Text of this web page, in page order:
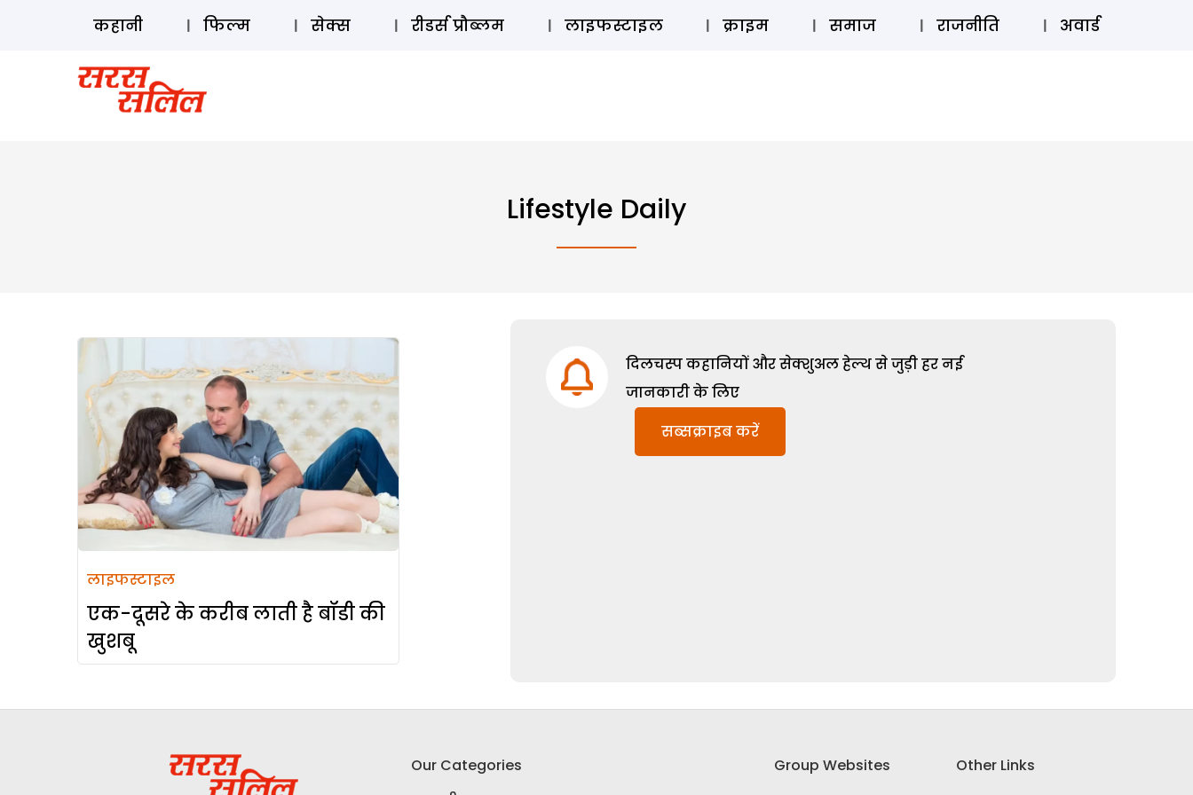
ऑडियो स्टोरी लॉग इन ⚲ SUBSCRIBE
कहानी फिल्म सेक्स रीडर्स प्रौब्लम लाइफस्टाइल क्राइम समाज राजनीति अवार्ड
Lifestyle Daily
लाइफस्टाइल
एक-दूसरे के करीब लाती है बॉडी की
खुशबू
दिलचस्प कहानियों और सेक्शुअल हेल्थ से जुड़ी हर नई
जानकारी के लिए
सब्सक्राइब करें
Our Categories
Group Websites
Other Links